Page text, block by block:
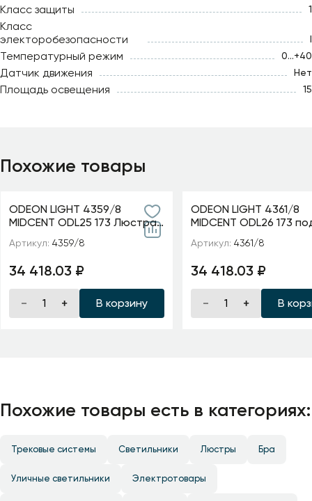
Класс защиты 1
Класс
электоробезопасности
I
Температурный режим 0...+40
Датчик движения Нет
Площадь освещения 15
Похожие товары
ODEON LIGHT 4359/8
MIDCENT ODL25 173 Люстра
под латунь/металл/стекло/
белый мрамор IP20 8* E14
Артикул: 4359/8
34 418.03 ₽
В корзину
ODEON LIGHT 4361/8
MIDCENT ODL26 173
латунь/металл/
черный мрамор IP20
Артикул: 4361/8
34 418.03 ₽
В
Похожие товары есть в категориях:
Трековые системы Светильники Люстры Бра
Уличные светильники Электротовары